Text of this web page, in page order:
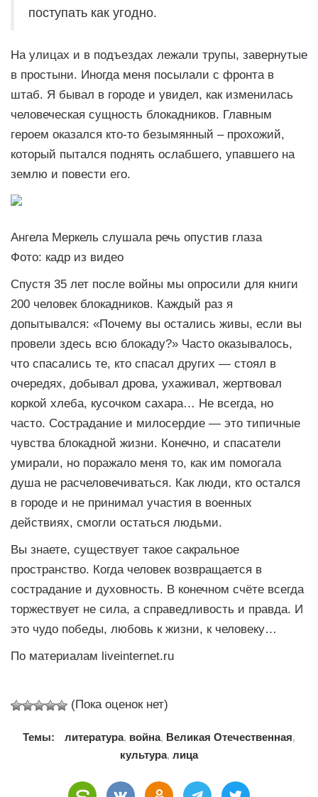
поступать как угодно.
На улицах и в подъездах лежали трупы, завернутые
в простыни. Иногда меня посылали с фронта в
штаб. Я бывал в городе и увидел, как изменилась
человеческая сущность блокадников. Главным
героем оказался кто-то безымянный – прохожий,
который пытался поднять ослабшего, упавшего на
землю и повести его.
Ангела Меркель слушала речь опустив глаза
Фото: кадр из видео
Спустя 35 лет после войны мы опросили для книги
200 человек блокадников. Каждый раз я
допытывался: «Почему вы остались живы, если вы
провели здесь всю блокаду?» Часто оказывалось,
что спасались те, кто спасал других — стоял в
очередях, добывал дрова, ухаживал, жертвовал
коркой хлеба, кусочком сахара… Не всегда, но
часто. Сострадание и милосердие — это типичные
чувства блокадной жизни. Конечно, и спасатели
умирали, но поражало меня то, как им помогала
душа не расчеловечиваться. Как люди, кто остался
в городе и не принимал участия в военных
действиях, смогли остаться людьми.
Вы знаете, существует такое сакральное
пространство. Когда человек возвращается в
сострадание и духовность. В конечном счёте всегда
торжествует не сила, а справедливость и правда. И
это чудо победы, любовь к жизни, к человеку…
По материалам liveinternet.ru
(Пока оценок нет)
Темы: литература, война, Великая Отечественная,
культура, лица